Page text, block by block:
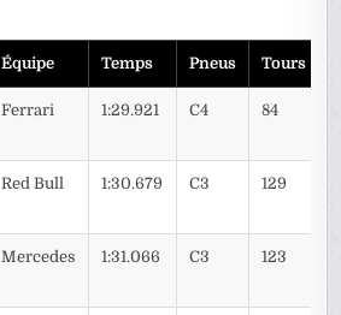
Équipe Temps Pneus Tours
Ferrari 1:29.921 C4 84
Red Bull 1:30.679 C3 129
Mercedes 1:31.066 C3 123